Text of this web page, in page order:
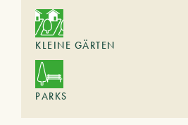
KLEINE GÄRTEN
PARKS